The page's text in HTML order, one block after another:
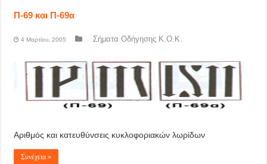
Π-69 και Π-69α
4 Μαρτίου, 2005 Σήματα Οδήγησης Κ.Ο.Κ.
Αριθμός και κατευθύνσεις κυκλοφοριακών λωρίδων
Συνέχεια »